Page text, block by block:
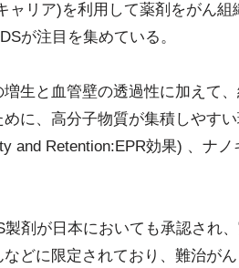
リア)を利用して薬剤をがん組
が注目を集めている。
生と血管壁の透過性に加えて
に、高分子物質が集積しやす
and Retention:EPR効果) 、ナ
剤が日本においても承認され
どに限定されており、難治が